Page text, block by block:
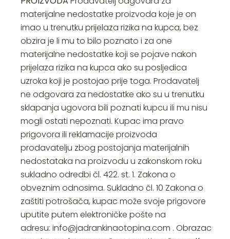
materijalne nedostatke proizvoda koje je on
imao u trenutku prijelaza rizika na kupca, bez
obzira je li mu to bilo poznato i za one
materijalne nedostatke koji se pojave nakon
prijelaza rizika na kupca ako su posljedica
uzroka koji je postojao prije toga. Prodavatelj
ne odgovara za nedostatke ako su u trenutku
sklapanja ugovora bili poznati kupcu ili mu nisu
mogli ostati nepoznati. Kupac ima pravo
prigovora ili reklamacije proizvoda
prodavatelju zbog postojanja materijalnih
nedostataka na proizvodu u zakonskom roku
sukladno odredbi čl. 422. st. 1. Zakona o
obveznim odnosima. Sukladno čl. 10 Zakona o
zaštiti potrošača, kupac može svoje prigovore
uputite putem elektroničke pošte na
adresu:info@jadrankinaotopina.com . Obrazac